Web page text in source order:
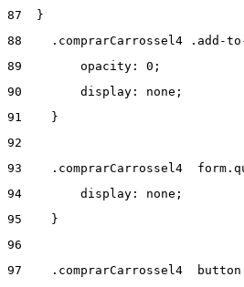
87
  }
88
.comprarCarrossel4 .add-
89
        opacity: 0;
90
        display: none;
91
    }
92
93
.comprarCarrossel4
94
        display: none;
95
    }
96
97
.comprarCarrossel4